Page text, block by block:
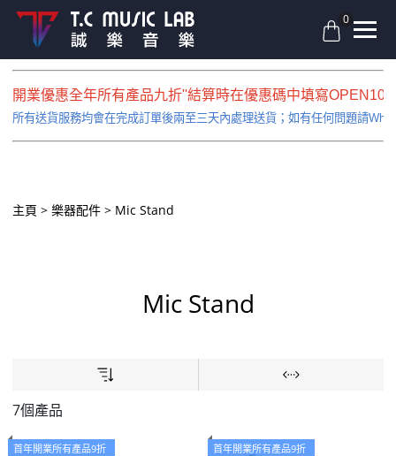
0
開業優惠全年所有產品九折''結算時在優惠碼中填寫OPEN10
所有送貨服務均會在完成訂單後兩至三天內處理送貨；如有任何問題請
主頁 樂器配件 Mic Stand
Mic Stand
7個產品
首年開業所有產品9折 首年開業所有產品9折